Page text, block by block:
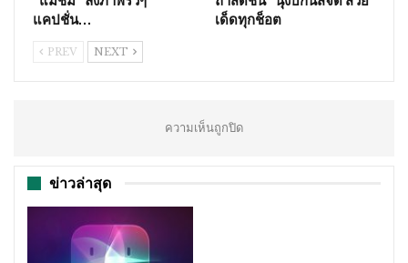
แคปชั่น…
เด็ดทุกช็อต
PREV NEXT
ความเห็นถูกปิด
ข่าวล่าสุด